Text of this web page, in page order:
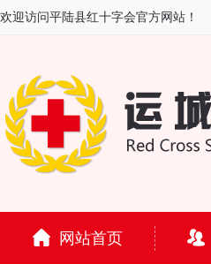
欢迎访问平陆县红十字会官方网站！
网站首页